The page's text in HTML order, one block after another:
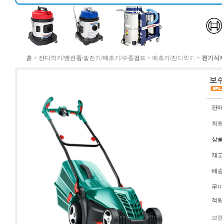
홈 > 잔디깍기/엔진톱/발전기/예초기/수중펌프 > 예초기/잔디깍기 > 전기식
보
판
회
상
재
배
무
적
브